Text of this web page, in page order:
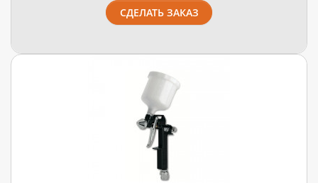
СДЕЛАТЬ ЗАКАЗ